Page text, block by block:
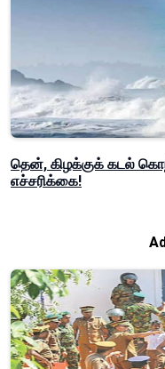
தென், கிழக்குக் கடல்
எச்சரிக்கை!